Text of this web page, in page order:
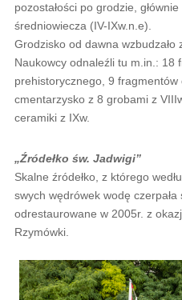
pozostałości po grodzie,
średniowiecza (IV-IXw.n.e).
Grodzisko od dawna
Naukowcy odnaleźli tu m.in.: 18
prehistorycznego, 9 fragmentów
cmentarzysko z 8 grobami z
ceramiki z IXw.
„Źródełko św. Jadwigi”
Skalne źródełko, z którego
swych wędrówek wodę czerpała
odrestaurowane w 2005r. z
Rzymówki.